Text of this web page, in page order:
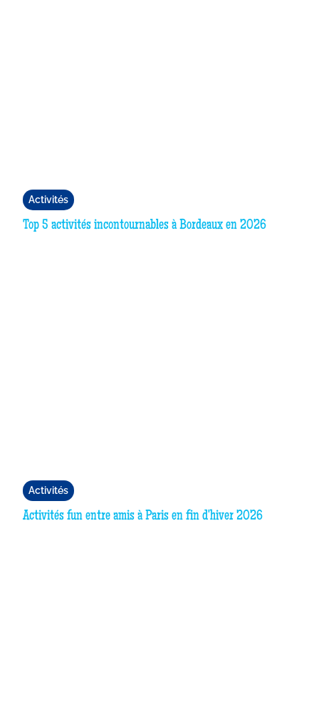
Activités
Top 5 activités incontournables à Bordeaux en 2026
Activités
Activités fun entre amis à Paris en fin d'hiver 2026